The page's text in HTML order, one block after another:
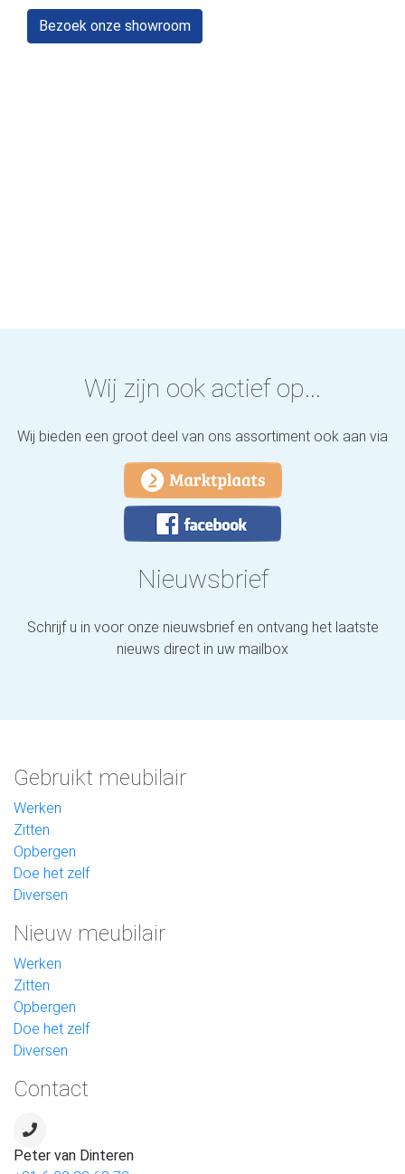
Bezoek onze showroom
Wij zijn ook actief op...
Wij bieden een groot deel van ons assortiment ook aan via
Nieuwsbrief
Schrijf u in voor onze nieuwsbrief en ontvang het laatste
nieuws direct in uw mailbox
Gebruikt meubilair
Werken
Zitten
Opbergen
Doe het zelf
Diversen
Nieuw meubilair
Werken
Zitten
Opbergen
Doe het zelf
Diversen
Contact
Peter van Dinteren